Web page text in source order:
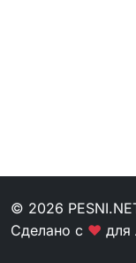
© 2026
Сделано с ❤ для